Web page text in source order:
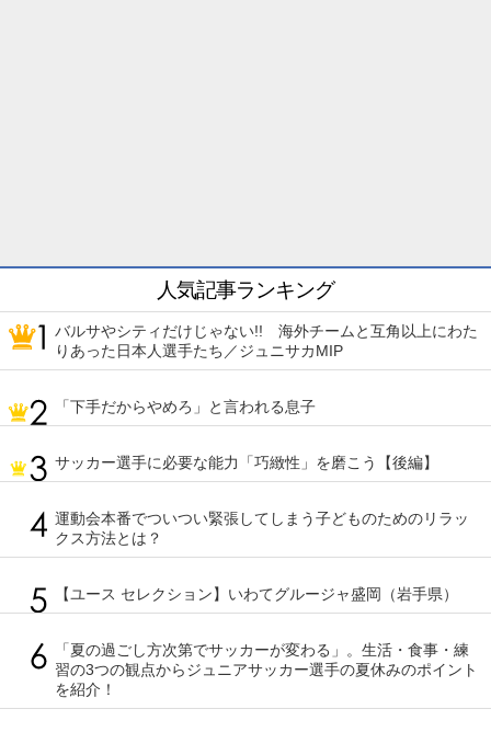
人気記事ランキング
バルサやシティだけじゃない!! 海外チームと互角以上にわた
りあった日本人選手たち／ジュニサカMIP
「下手だからやめろ」と言われる息子
サッカー選手に必要な能力「巧緻性」を磨こう【後編】
運動会本番でついつい緊張してしまう子どものためのリラッ
クス方法とは？
【ユース セレクション】いわてグルージャ盛岡（岩手県）
「夏の過ごし方次第でサッカーが変わる」。生活・食事・練
習の3つの観点からジュニアサッカー選手の夏休みのポイント
を紹介！